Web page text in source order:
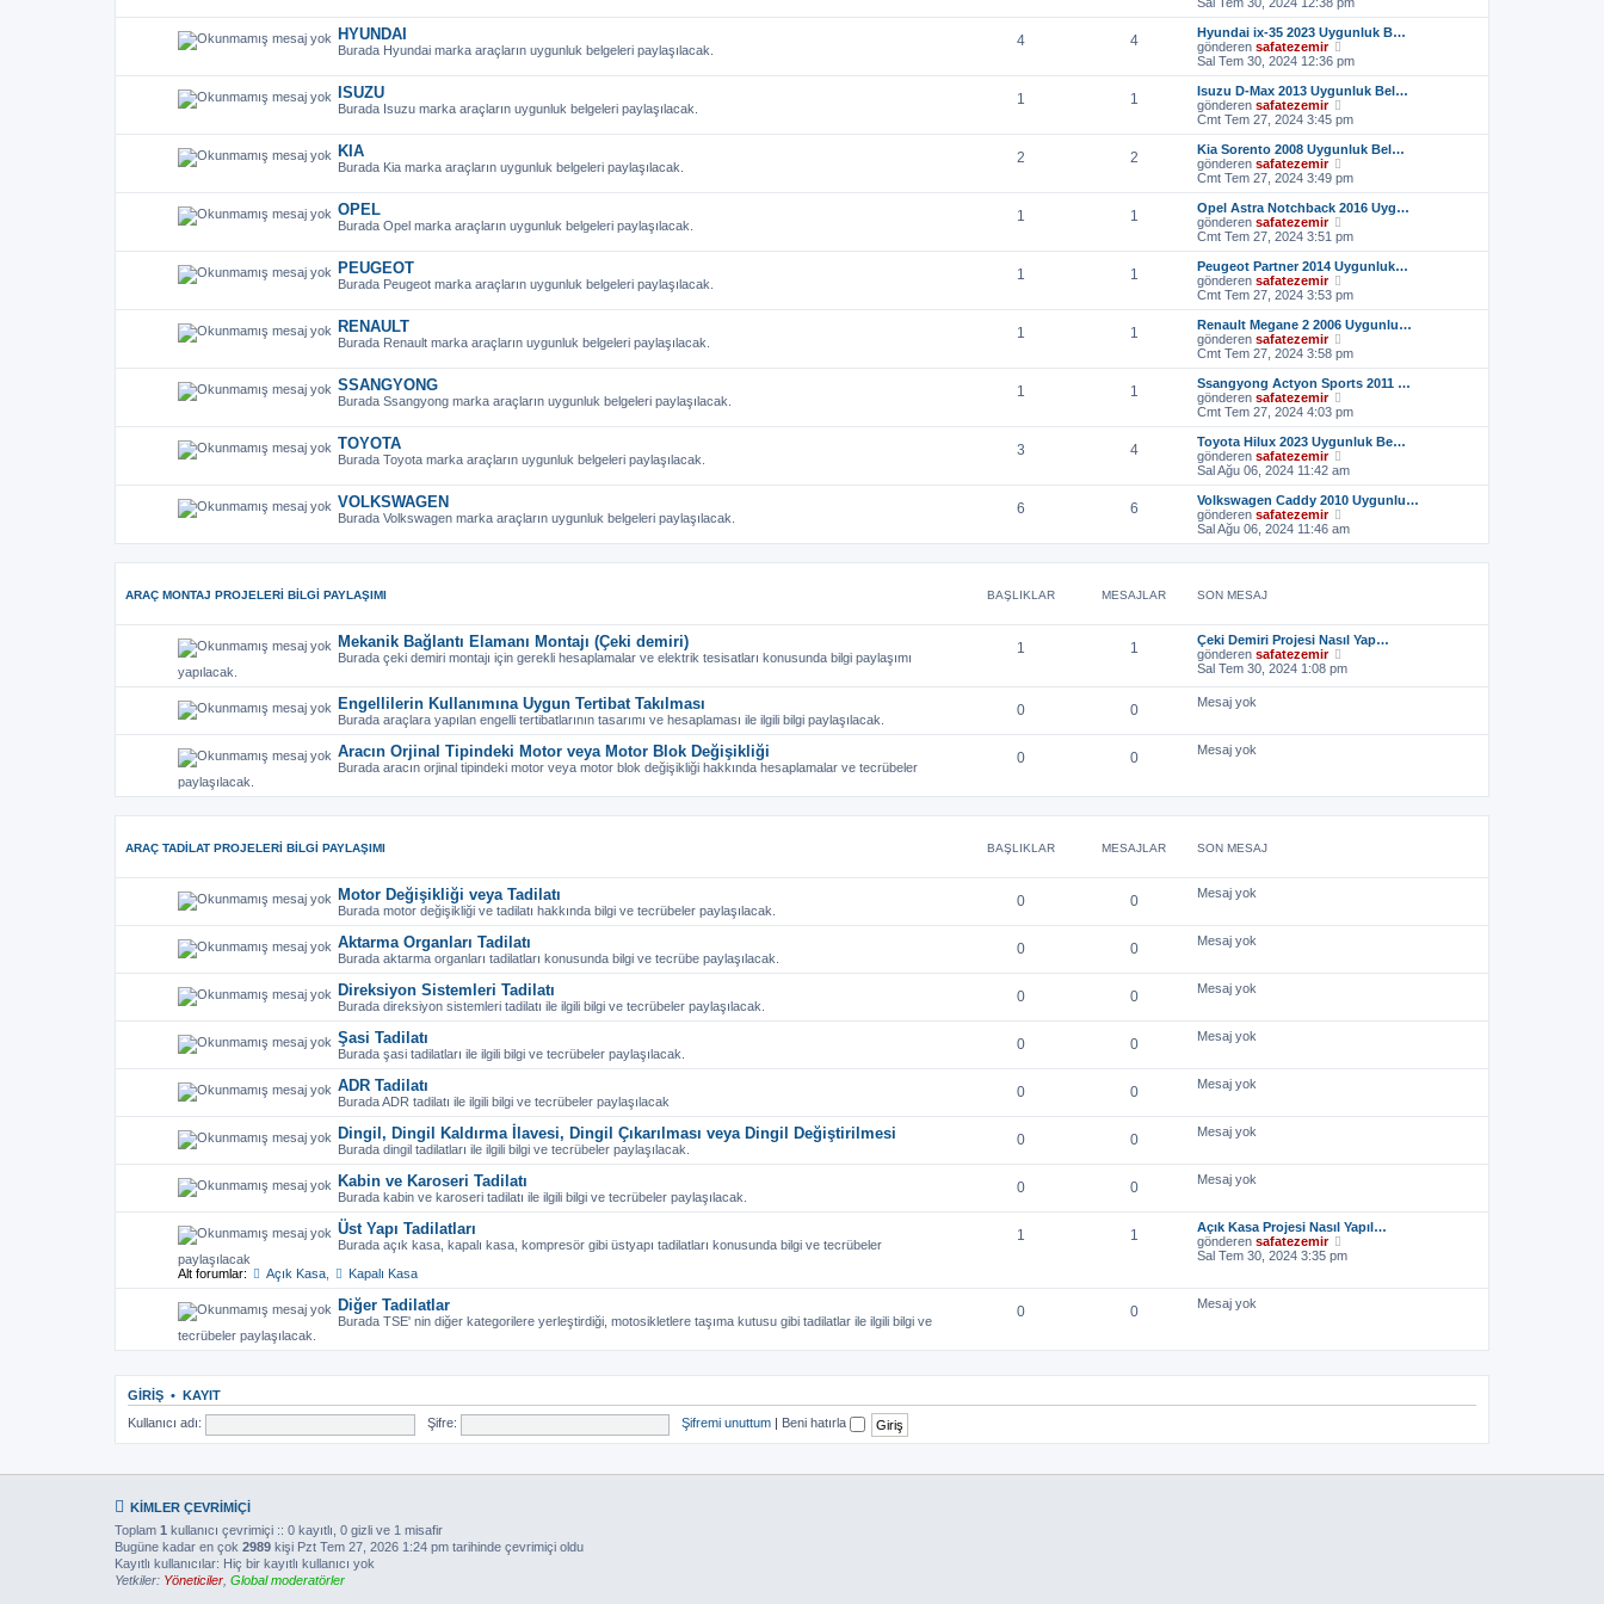
t
l
r
ü
n
t
ü
l
a
j
g
r
ü
n
t
ü
l
n
m
s
a
j
g
r
ü
n
t
ü
l
HYUNDAI
Burada Hyundai marka araçların uygunluk belgeleri paylaşılacak.
4 4
Hyundai ix-35 2023 Uygunluk B…
gönderen safatezemir
o
n
m
s
a
j
g
r
ü
n
t
l
Sal Tem 30, 2024 12:36 pm
ISUZU
Burada Isuzu marka araçların uygunluk belgeleri paylaşılacak.
1 1
Isuzu D-Max 2013 Uygunluk Bel…
gönderen safatezemir
o
n
m
s
a
j
g
r
ü
n
t
ü
l
Cmt Tem 27, 2024 3:45 pm
KIA
Burada Kia marka araçların uygunluk belgeleri paylaşılacak.
2 2
Kia Sorento 2008 Uygunluk Bel…
gönderen safatezemir
o
n
m
s
a
j
ı
g
r
ü
n
t
ü
l
Cmt Tem 27, 2024 3:49 pm
OPEL
Burada Opel marka araçların uygunluk belgeleri paylaşılacak.
1 1
Opel Astra Notchback 2016 Uyg…
gönderen safatezemir
o
n
m
e
s
a
j
g
r
ü
n
t
l
Cmt Tem 27, 2024 3:51 pm
PEUGEOT
Burada Peugeot marka araçların uygunluk belgeleri paylaşılacak.
1 1
Peugeot Partner 2014 Uygunluk…
gönderen safatezemir
o
n
m
s
a
j
g
r
ü
n
t
ü
l
Cmt Tem 27, 2024 3:53 pm
RENAULT
Burada Renault marka araçların uygunluk belgeleri paylaşılacak.
1 1
Renault Megane 2 2006 Uygunlu…
gönderen safatezemir
o
n
m
s
a
j
g
r
ü
n
t
l
Cmt Tem 27, 2024 3:58 pm
SSANGYONG
Burada Ssangyong marka araçların uygunluk belgeleri paylaşılacak.
1 1
Ssangyong Actyon Sports 2011 …
gönderen safatezemir
o
n
m
s
a
j
g
ü
l
e
Cmt Tem 27, 2024 4:03 pm
TOYOTA
Burada Toyota marka araçların uygunluk belgeleri paylaşılacak.
3 4
Toyota Hilux 2023 Uygunluk Be…
gönderen safatezemir
o
n
m
s
a
ü
n
ü
l
Sal Ağu 06, 2024 11:42 am
VOLKSWAGEN
Burada Volkswagen marka araçların uygunluk belgeleri paylaşılacak.
6 6
Volkswagen Caddy 2010 Uygunlu…
gönderen safatezemir
o
n
ı
g
r
ü
Sal Ağu 06, 2024 11:46 am
ARAÇ MONTAJ PROJELERI BILGI PAYLAŞIMI BAŞLIKLAR MESAJLAR SON MESAJ
Mekanik Bağlantı Elamanı Montajı (Çeki demiri)
Burada çeki demiri montajı için gerekli hesaplamalar ve elektrik tesisatları konusunda bilgi paylaşımı
yapılacak.
1 1
Çeki Demiri Projesi Nasıl Yap…
gönderen safatezemir
o
a
ö
l
Sal Tem 30, 2024 1:08 pm
Engellilerin Kullanımına Uygun Tertibat Takılması
Burada araçlara yapılan engelli tertibatlarının tasarımı ve hesaplaması ile ilgili bilgi paylaşılacak.
0 0 Mesaj yok
Aracın Orjinal Tipindeki Motor veya Motor Blok Değişikliği
Burada aracın orjinal tipindeki motor veya motor blok değişikliği hakkında hesaplamalar ve tecrübeler
paylaşılacak.
0 0 Mesaj yok
ARAÇ TADILAT PROJELERI BILGI PAYLAŞIMI BAŞLIKLAR MESAJLAR SON MESAJ
Motor Değişikliği veya Tadilatı
Burada motor değişikliği ve tadilatı hakkında bilgi ve tecrübeler paylaşılacak.
0 0 Mesaj yok
Aktarma Organları Tadilatı
Burada aktarma organları tadilatları konusunda bilgi ve tecrübe paylaşılacak.
0 0 Mesaj yok
Direksiyon Sistemleri Tadilatı
Burada direksiyon sistemleri tadilatı ile ilgili bilgi ve tecrübeler paylaşılacak.
0 0 Mesaj yok
Şasi Tadilatı
Burada şasi tadilatları ile ilgili bilgi ve tecrübeler paylaşılacak.
0 0 Mesaj yok
ADR Tadilatı
Burada ADR tadilatı ile ilgili bilgi ve tecrübeler paylaşılacak
0 0 Mesaj yok
Dingil, Dingil Kaldırma İlavesi, Dingil Çıkarılması veya Dingil Değiştirilmesi
Burada dingil tadilatları ile ilgili bilgi ve tecrübeler paylaşılacak.
0 0 Mesaj yok
Kabin ve Karoseri Tadilatı
Burada kabin ve karoseri tadilatı ile ilgili bilgi ve tecrübeler paylaşılacak.
0 0 Mesaj yok
Üst Yapı Tadilatları
Burada açık kasa, kapalı kasa, kompresör gibi üstyapı tadilatları konusunda bilgi ve tecrübeler
paylaşılacak
Alt forumlar:
Açık Kasa, Kapalı Kasa
1 1
Açık Kasa Projesi Nasıl Yapıl…
gönderen safatezemir
o
ı
t
Sal Tem 30, 2024 3:35 pm
Diğer Tadilatlar
Burada TSE' nin diğer kategorilere yerleştirdiği, motosikletlere taşıma kutusu gibi tadilatlar ile ilgili bilgi ve
tecrübeler paylaşılacak.
0 0 Mesaj yok
GIRIŞ •
KAYIT
Kullanıcı adı:
Şifre: Şifremi unuttum Beni hatırla
KIMLER ÇEVRIMIÇI
Toplam 1 kullanıcı çevrimiçi :: 0 kayıtlı, 0 gizli ve 1 misafir
Bugüne kadar en çok 2989 kişi Pzt Tem 27, 2026 1:24 pm tarihinde çevrimiçi oldu
Kayıtlı kullanıcılar: Hiç bir kayıtlı kullanıcı yok
Yetkiler: Yöneticiler Global moderatörler